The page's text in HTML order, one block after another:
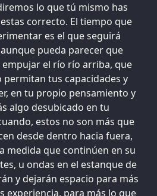
lo que tú mismo has
correcto. El tiempo que
es el que seguirá
pueda parecer que
el río río arriba, que
tus capacidades y
en tu propio pensamiento y
algo desubicado en tu
estos no son más que
desde dentro hacia fuera,
medida que continúen en su
u ondas en el estanque de
y dejarán espacio para más
experiencia, para más lo que